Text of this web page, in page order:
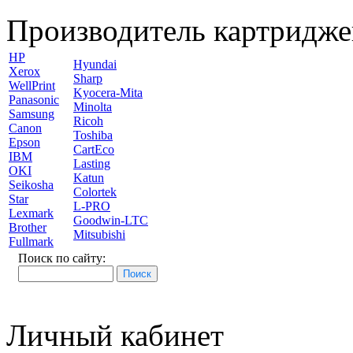
Производитель
HP
Xerox
WellPrint
Panasonic
Samsung
Canon
Epson
IBM
OKI
Seikosha
Star
Lexmark
Brother
Fullmark
Hyundai
Sharp
Kyocera-Mita
Minolta
Ricoh
Toshiba
CartEco
Lasting
Katun
Colortek
L-PRO
Goodwin-LTC
Mitsubishi
Поиск по сайту:
Личный кабинет